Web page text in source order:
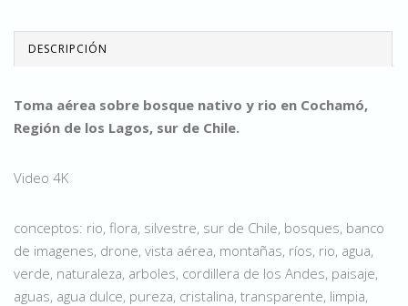
DESCRIPCIÓN
Toma aérea sobre bosque nativo y rio en Cochamó,
Región de los Lagos, sur de Chile.
Video 4K
conceptos: rio, flora, silvestre, sur de Chile, bosques, banco
de imagenes, drone, vista aérea, montañas, ríos, rio, agua,
verde, naturaleza, arboles, cordillera de los Andes, paisaje,
aguas, agua dulce, pureza, cristalina, transparente, limpia,